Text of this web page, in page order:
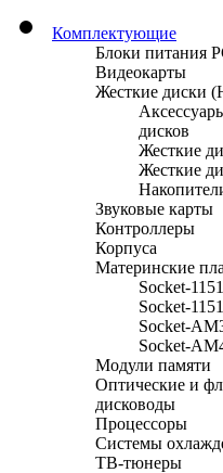
Комплектующие
Блоки питания
Видеокарты
Жесткие диски
дисков
Жесткие
Жесткие
Звуковые карты
Контроллеры
Корпуса
Материнские
Socket-
Socket-
Socket-
Socket-
Модули памяти
Оптические и
дисководы
Процессоры
Системы
ТВ-тюнеры